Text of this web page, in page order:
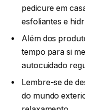
pedicure em
esfoliantes e
Além dos
tempo para si
autocuidado
Lembre-se de
do mundo